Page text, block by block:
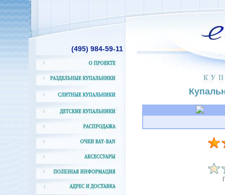
(495) 984-59-11